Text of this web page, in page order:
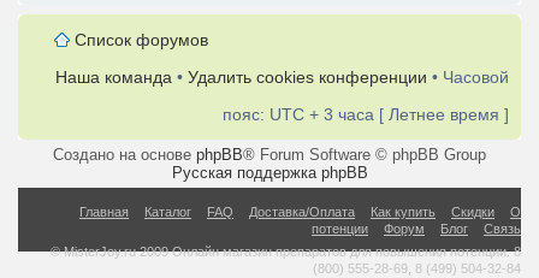
Список форумов
Наша команда • Удалить cookies конференции • Часовой
пояс: UTC + 3 часа [ Летнее время ]
Создано на основе phpBB® Forum Software © phpBB Group
Русская поддержка phpBB
Главная Каталог FAQ Доставка/Оплата Как купить Скидки
О
потенции
Форум Блог
Связь
© MisterJoy.ru 2009 Онлайн магазин препаратов для повышения потенции. 8
(800) 555-28-69, 8 (499) 504-32-84